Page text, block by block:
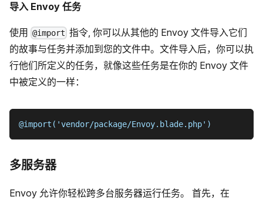
导入 Envoy 任务
使用 @import 指令, 你可以从其他的 Envoy 文件导入它们
的故事与任务并添加到您的文件中。文件导入后，你可以执
行他们所定义的任务，就像这些任务是在你的 Envoy 文件
中被定义的一样：
@import('vendor/package/Envoy.blade.php')
多服务器
Envoy 允许你轻松跨多台服务器运行任务。 首先，在